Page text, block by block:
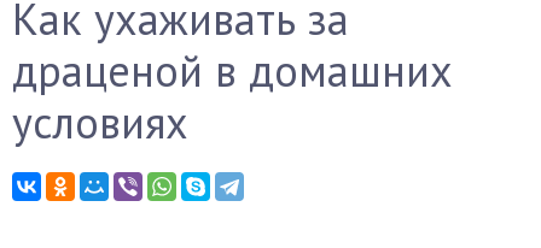
Как ухаживать за
драценой в домашних
условиях